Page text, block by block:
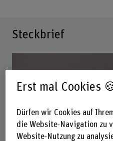
Steckbrief
Erst mal Cookies
Dürfen wir Cookies auf
die Website-Navigation zu
Website-Nutzung zu